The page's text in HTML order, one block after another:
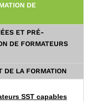
DE
ET PRÉ-
DE FORMATEURS
DE LA FORMATION
SST capables